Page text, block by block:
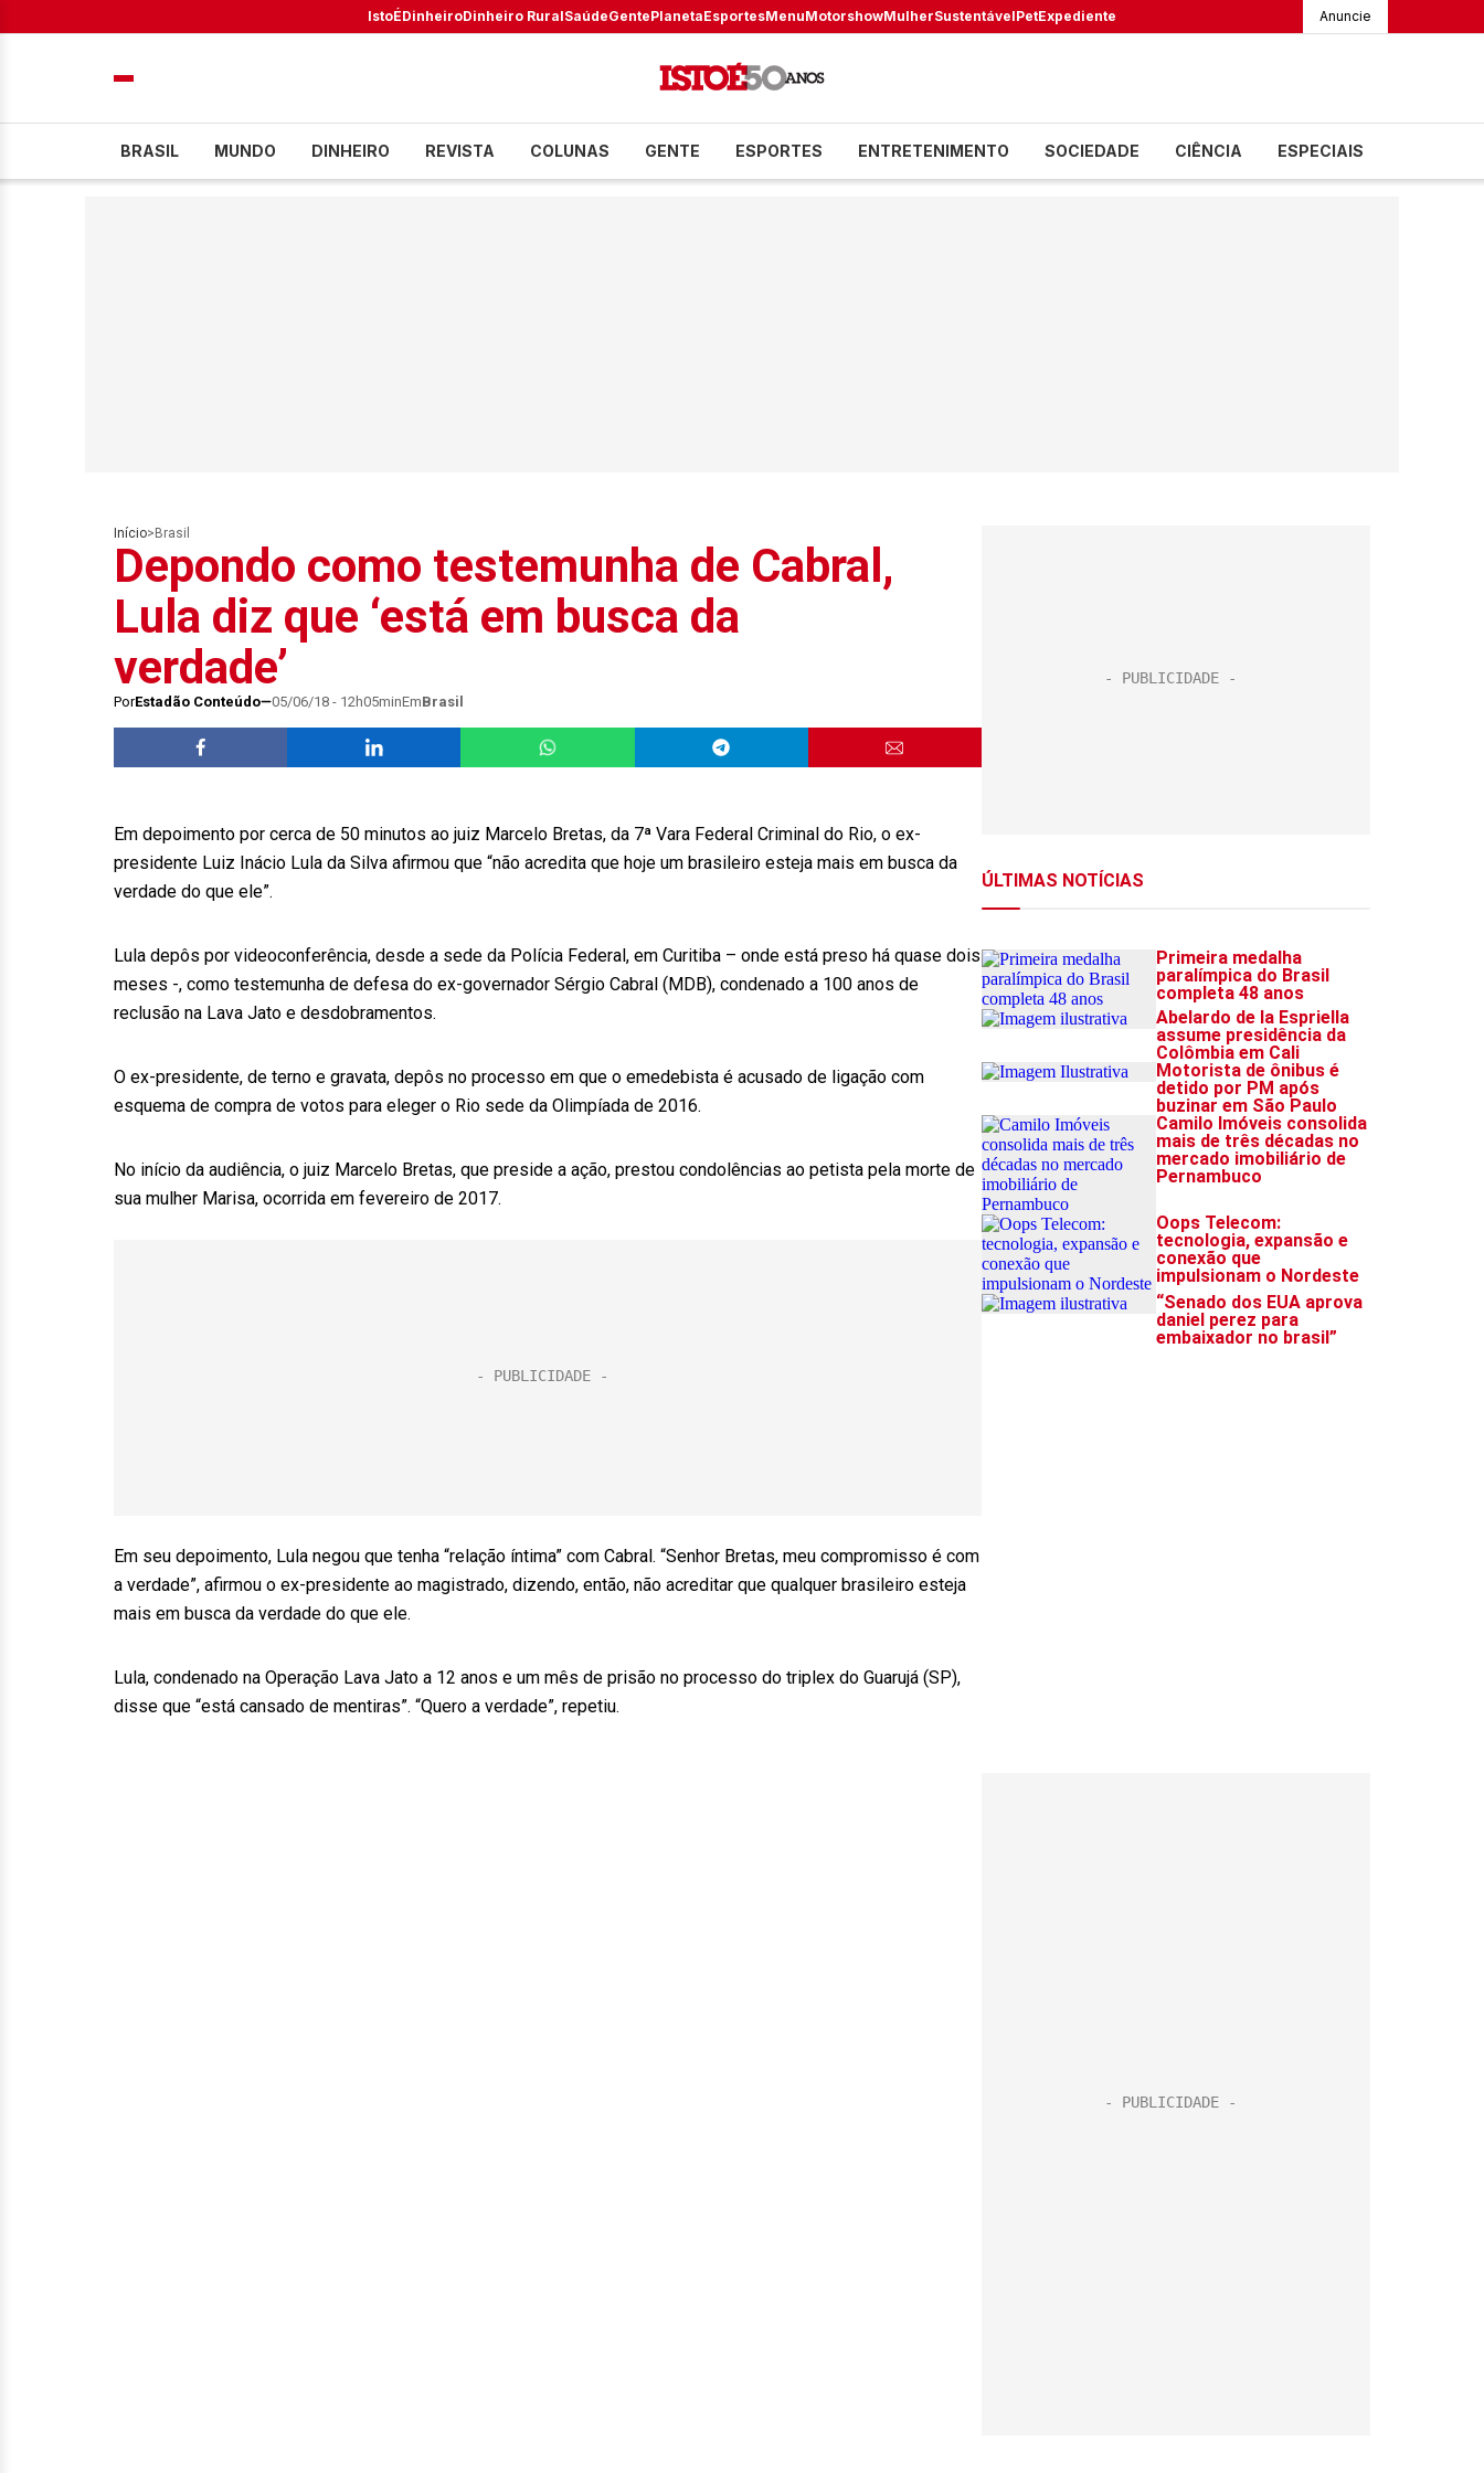
IstoÉDinheiroDinheiro RuralSaúdeGentePlanetaEsportesMenuMotorshowMulherSustentávelPetExpediente Anuncie
BRASIL MUNDO DINHEIRO REVISTA COLUNAS GENTE ESPORTES ENTRETENIMENTO SOCIEDADE CIÊNCIA ESPECIAIS
Início> Brasil
Depondo como testemunha de Cabral,
Lula diz que ‘está em busca da
verdade’
PorEstadão Conteúdo 05/06/18 - 12h05minEmBrasil
Em depoimento por cerca de 50 minutos ao juiz Marcelo Bretas, da 7ª Vara Federal Criminal do Rio, o ex-
presidente Luiz Inácio Lula da Silva afirmou que “não acredita que hoje um brasileiro esteja mais em busca da
verdade do que ele”.
Lula depôs por videoconferência, desde a sede da Polícia Federal, em Curitiba – onde está preso há quase dois
meses -, como testemunha de defesa do ex-governador Sérgio Cabral (MDB), condenado a 100 anos de
reclusão na Lava Jato e desdobramentos.
O ex-presidente, de terno e gravata, depôs no processo em que o emedebista é acusado de ligação com
esquema de compra de votos para eleger o Rio sede da Olimpíada de 2016.
No início da audiência, o juiz Marcelo Bretas, que preside a ação, prestou condolências ao petista pela morte de
sua mulher Marisa, ocorrida em fevereiro de 2017.
Em seu depoimento, Lula negou que tenha “relação íntima” com Cabral. “Senhor Bretas, meu compromisso é com
a verdade”, afirmou o ex-presidente ao magistrado, dizendo, então, não acreditar que qualquer brasileiro esteja
mais em busca da verdade do que ele.
Lula, condenado na Operação Lava Jato a 12 anos e um mês de prisão no processo do triplex do Guarujá (SP),
disse que “está cansado de mentiras”. “Quero a verdade”, repetiu.